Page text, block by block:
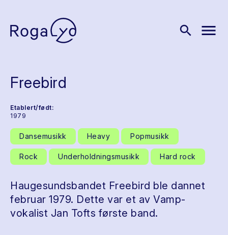
search menu
Freebird
Etablert/født:
1979
Dansemusikk Heavy Popmusikk
Rock Underholdningsmusikk Hard rock
Haugesundsbandet Freebird ble dannet
februar 1979. Dette var et av Vamp-
vokalist Jan Tofts første band.